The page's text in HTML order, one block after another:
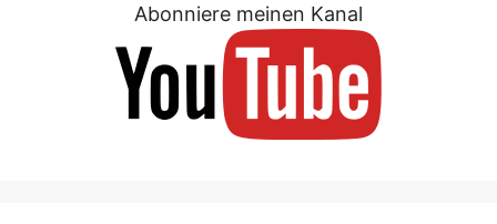
Abonniere meinen Kanal